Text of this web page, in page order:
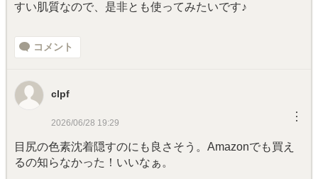
すい肌質なので、是非とも使ってみたいです♪
コメント
clpf
2026/06/28 19:29 ︙
目尻の色素沈着隠すのにも良さそう。Amazonでも買え
るの知らなかった！いいなぁ。